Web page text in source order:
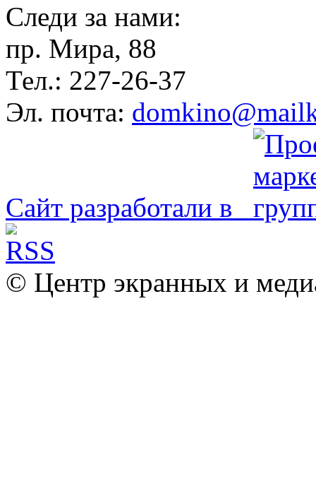
Следи за нами:
пр. Мира, 88
Тел.: 227-26-37
Эл. почта:
Сайт разработали в
© Центр экранных и